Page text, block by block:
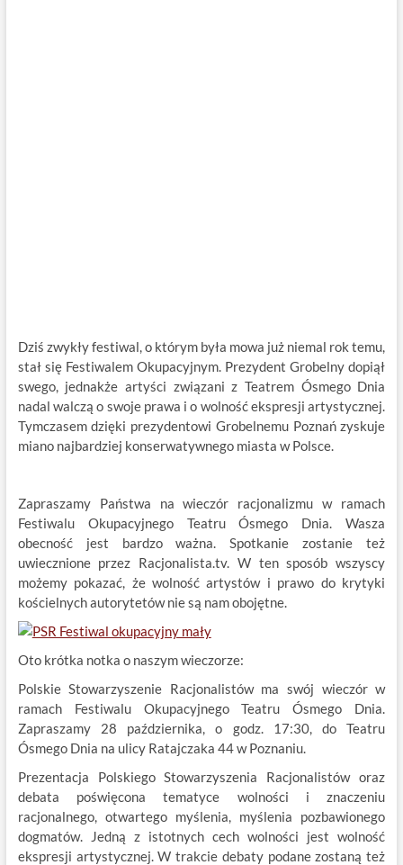
Dziś zwykły festiwal, o którym była mowa już niemal rok temu,
stał się Festiwalem Okupacyjnym. Prezydent Grobelny dopiął
swego, jednakże artyści związani z Teatrem Ósmego Dnia
nadal walczą o swoje prawa i o wolność ekspresji artystycznej.
Tymczasem dzięki prezydentowi Grobelnemu Poznań zyskuje
miano najbardziej konserwatywnego miasta w Polsce.
Zapraszamy Państwa na wieczór racjonalizmu w ramach
Festiwalu Okupacyjnego Teatru Ósmego Dnia. Wasza
obecność jest bardzo ważna. Spotkanie zostanie też
uwiecznione przez Racjonalista.tv. W ten sposób wszyscy
możemy pokazać, że wolność artystów i prawo do krytyki
kościelnych autorytetów nie są nam obojętne.
Oto krótka notka o naszym wieczorze:
Polskie Stowarzyszenie Racjonalistów ma swój wieczór w
ramach Festiwalu Okupacyjnego Teatru Ósmego Dnia.
Zapraszamy 28 października, o godz. 17:30, do Teatru
Ósmego Dnia na ulicy Ratajczaka 44 w Poznaniu.
Prezentacja Polskiego Stowarzyszenia Racjonalistów oraz
debata poświęcona tematyce wolności i znaczeniu
racjonalnego, otwartego myślenia, myślenia pozbawionego
dogmatów. Jedną z istotnych cech wolności jest wolność
ekspresji artystycznej. W trakcie debaty podane zostaną też